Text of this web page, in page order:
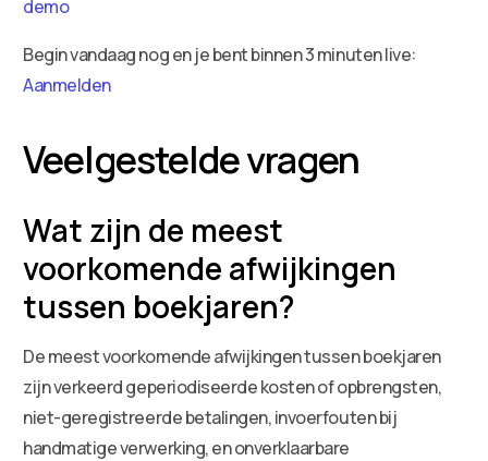
demo
Begin vandaag nog en je bent binnen 3 minuten live:
Aanmelden
Veelgestelde vragen
Wat zijn de meest
voorkomende afwijkingen
tussen boekjaren?
De meest voorkomende afwijkingen tussen boekjaren
zijn verkeerd geperiodiseerde kosten of opbrengsten,
niet-geregistreerde betalingen, invoerfouten bij
handmatige verwerking, en onverklaarbare